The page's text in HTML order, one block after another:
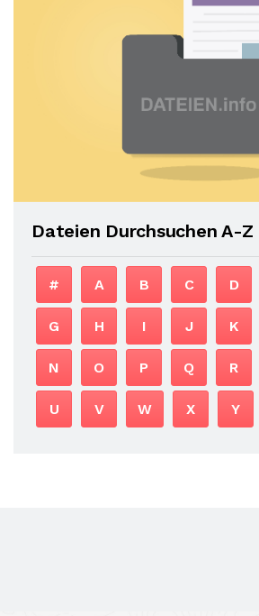
Dateien Durchsuchen A-Z
# A B C D
G H I J K
N O P Q R
U V W X Y